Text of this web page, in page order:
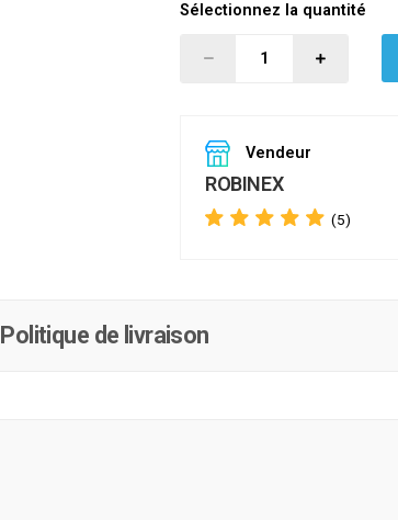
Sélectionnez la quantité
Vendeur
ROBINEX
(5)
Politique de livraison